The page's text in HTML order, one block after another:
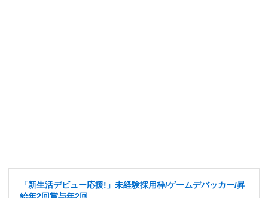
「新生活デビュー応援!」未経験採用枠/ゲームデバッカー/昇
給年2回賞与年2回